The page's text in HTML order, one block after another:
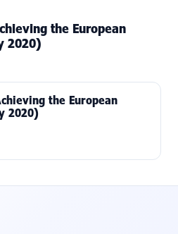
the European
2020)
the European
2020)